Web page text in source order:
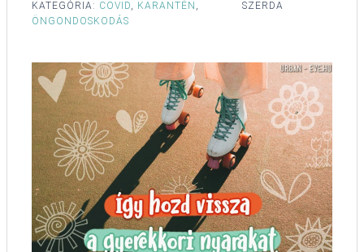
SZERDA
KATEGÓRIA: COVID, KARANTÉN ,
ÖNGONDOSKODÁS